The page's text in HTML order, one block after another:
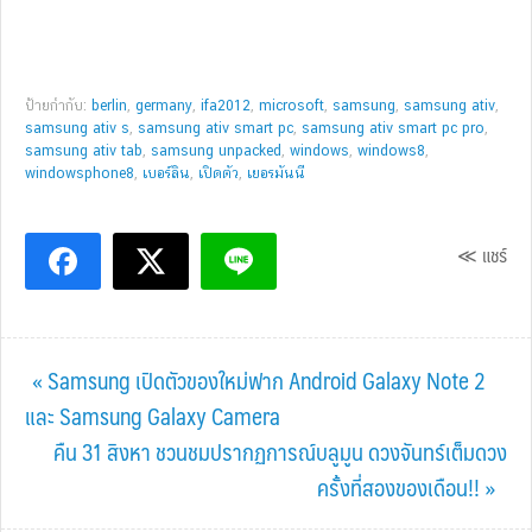
ป้ายกำกับ: berlin, germany, ifa2012, microsoft, samsung, samsung ativ,
samsung ativ s, samsung ativ smart pc, samsung ativ smart pc pro,
samsung ativ tab, samsung unpacked , windows, windows8,
windowsphone8, เบอร์ลิน, เปิดตัว, เยอรมันนี
≪ แชร์
Previous
Post:
« Samsung เปิดตัวของใหม่ฟาก Android Galaxy Note 2
และ Samsung Galaxy Camera
Next
คืน 31 สิงหา ชวนชมปรากฏการณ์บลูมูน ดวงจันทร์เต็มดวง
ครั้งที่สองของเดือน!! »